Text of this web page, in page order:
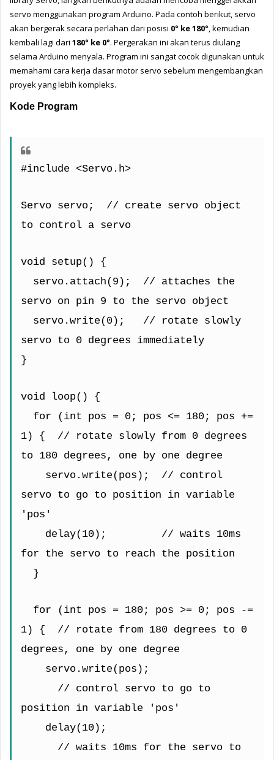
servo menggunakan program Arduino. Pada contoh berikut, servo
akan bergerak secara perlahan dari posisi 0° ke 180°, kemudian
kembali lagi dari 180° ke 0°. Pergerakan ini akan terus diulang
selama Arduino menyala. Program ini sangat cocok digunakan untuk
memahami cara kerja dasar motor servo sebelum mengembangkan
proyek yang lebih kompleks.
Kode Program
#include <Servo.h>
Servo servo;  // create servo object
to control a servo
void setup() {
servo.attach(9);  // attaches the
servo on pin 9 to the servo object
servo.write(0);   // rotate slowly
servo to 0 degrees immediately
}
void loop() {
for (int pos = 0; pos <= 180; pos +=
1) {  // rotate slowly from 0 degrees
to 180 degrees, one by one degree
servo.write(pos);  // control
servo to go to position in variable
'pos'
delay(10);         // waits 10ms
for the servo to reach the position
}
for (int pos = 180; pos >= 0; pos -=
1) {  // rotate from 180 degrees to 0
degrees, one by one degree
servo.write(pos);
// control servo to go to
position in variable 'pos'
delay(10);
// waits 10ms for the servo to